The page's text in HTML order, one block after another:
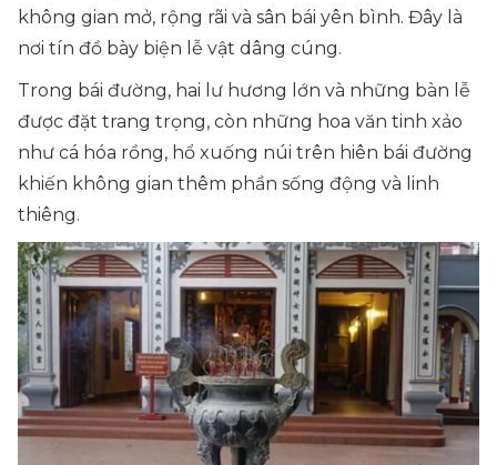
không gian mở, rộng rãi và sân bái yên bình. Đây là
nơi tín đồ bày biện lễ vật dâng cúng.
Trong bái đường, hai lư hương lớn và những bàn lễ
được đặt trang trọng, còn những hoa văn tinh xảo
như cá hóa rồng, hổ xuống núi trên hiên bái đường
khiến không gian thêm phần sống động và linh
thiêng.